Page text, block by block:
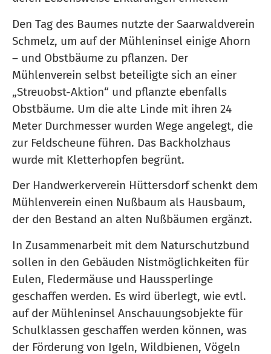
Den Tag des Baumes nutzte der Saarwaldverein
Schmelz, um auf der Mühleninsel einige Ahorn
– und Obstbäume zu pflanzen. Der
Mühlenverein selbst beteiligte sich an einer
„Streuobst-Aktion“ und pflanzte ebenfalls
Obstbäume. Um die alte Linde mit ihren 24
Meter Durchmesser wurden Wege angelegt, die
zur Feldscheune führen. Das Backholzhaus
wurde mit Kletterhopfen begrünt.
Der Handwerkerverein Hüttersdorf schenkt dem
Mühlenverein einen Nußbaum als Hausbaum,
der den Bestand an alten Nußbäumen ergänzt.
In Zusammenarbeit mit dem Naturschutzbund
sollen in den Gebäuden Nistmöglichkeiten für
Eulen, Fledermäuse und Haussperlinge
geschaffen werden. Es wird überlegt, wie evtl.
auf der Mühleninsel Anschauungsobjekte für
Schulklassen geschaffen werden können, was
der Förderung von Igeln, Wildbienen, Vögeln